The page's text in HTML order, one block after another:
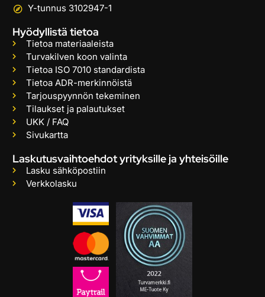
Y-tunnus 3102947-1
Hyödyllistä tietoa
Tietoa materiaaleista
Turvakilven koon valinta
Tietoa ISO 7010 standardista
Tietoa ADR-merkinnöistä
Tarjouspyynnön tekeminen
Tilaukset ja palautukset
UKK / FAQ
Sivukartta
Laskutusvaihtoehdot yrityksille ja yhteisöille
Lasku sähköpostiin
Verkkolasku